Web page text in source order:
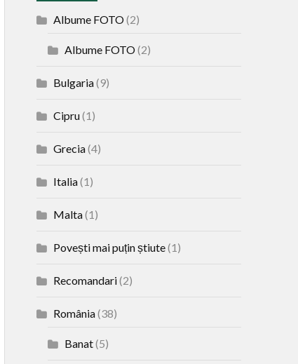
Albume FOTO(2)
Albume FOTO(2)
Bulgaria(9)
Cipru(1)
Grecia(4)
Italia(1)
Malta(1)
Povești mai puțin știute(1)
Recomandari(2)
România(38)
Banat(5)